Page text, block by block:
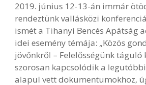
2019. június 12-13-án immár
rendeztünk vallásközi
ismét a Tihanyi Bencés Apátság
idei esemény témája: „Közös
jövőnkről – Felelősségünk táguló
szorosan kapcsolódik a
alapul vett dokumentumokhoz,